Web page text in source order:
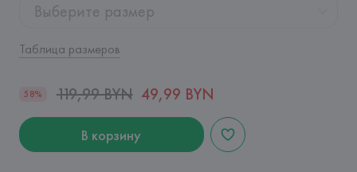
Выберите размер
Таблица размеров
58% 119,99 BYN 49,99 BYN
В корзину